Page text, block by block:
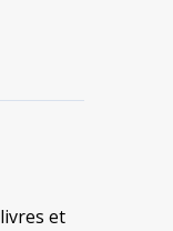
et